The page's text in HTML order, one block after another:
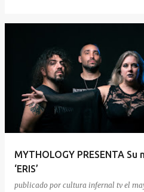
MYTHOLOGY PRESENTA
‘ERIS’
publicado por cultura infernal tv el